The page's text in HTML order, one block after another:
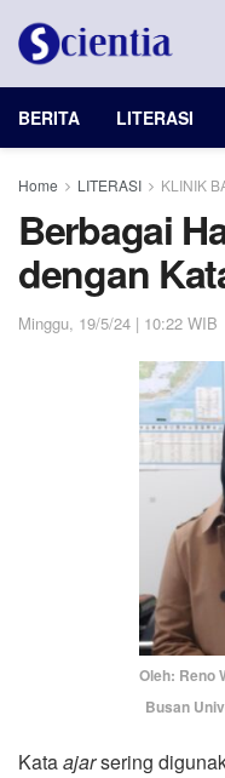
BERITA LITERASI
Home LITERASI KLINIK
Berbagai
dengan
Minggu, 19/5/24 | 10:22 WIB
Oleh: Reno
Busan
Kataajarsering